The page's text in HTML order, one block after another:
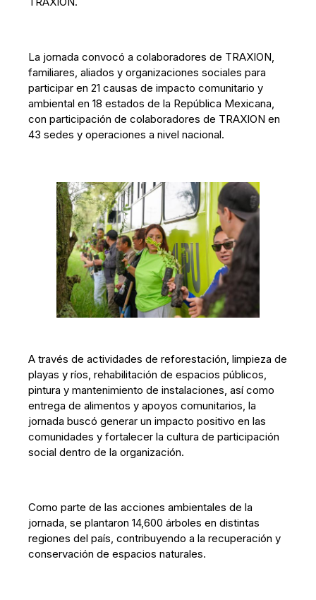
La jornada convocó a colaboradores de TRAXION,
familiares, aliados y organizaciones sociales para
participar en 21 causas de impacto comunitario y
ambiental en 18 estados de la República Mexicana,
con participación de colaboradores de TRAXION en
43 sedes y operaciones a nivel nacional.
A través de actividades de reforestación, limpieza de
playas y ríos, rehabilitación de espacios públicos,
pintura y mantenimiento de instalaciones, así como
entrega de alimentos y apoyos comunitarios, la
jornada buscó generar un impacto positivo en las
comunidades y fortalecer la cultura de participación
social dentro de la organización.
Como parte de las acciones ambientales de la
jornada, se plantaron 14,600 árboles en distintas
regiones del país, contribuyendo a la recuperación y
conservación de espacios naturales.